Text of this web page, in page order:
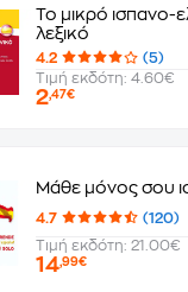
Το μικρό ισπανο-
λεξικό
4.2
(5)
Τιμή εκδότη: 4.60€
2,47€
Μάθε μόνος σου
4.7
(120)
Τιμή εκδότη: 21.00€
14,99€